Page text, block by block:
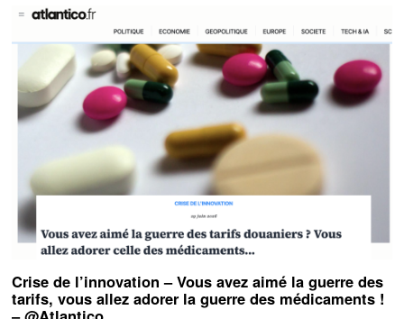
Crise de l’innovation – Vous avez aimé la guerre des
tarifs, vous allez adorer la guerre des médicaments !